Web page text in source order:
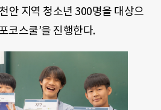
안 지역 청소년 300명을 대상으
코스쿨’을 진행한다.